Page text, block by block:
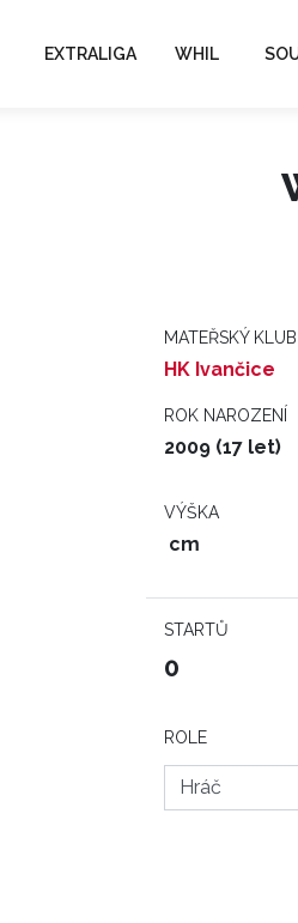
EXTRALIGA WHIL
MATEŘSKÝ KLUB
HK Ivančice
ROK NAROZENÍ
2009 (17 let)
VÝŠKA
cm
STARTŮ
0
ROLE